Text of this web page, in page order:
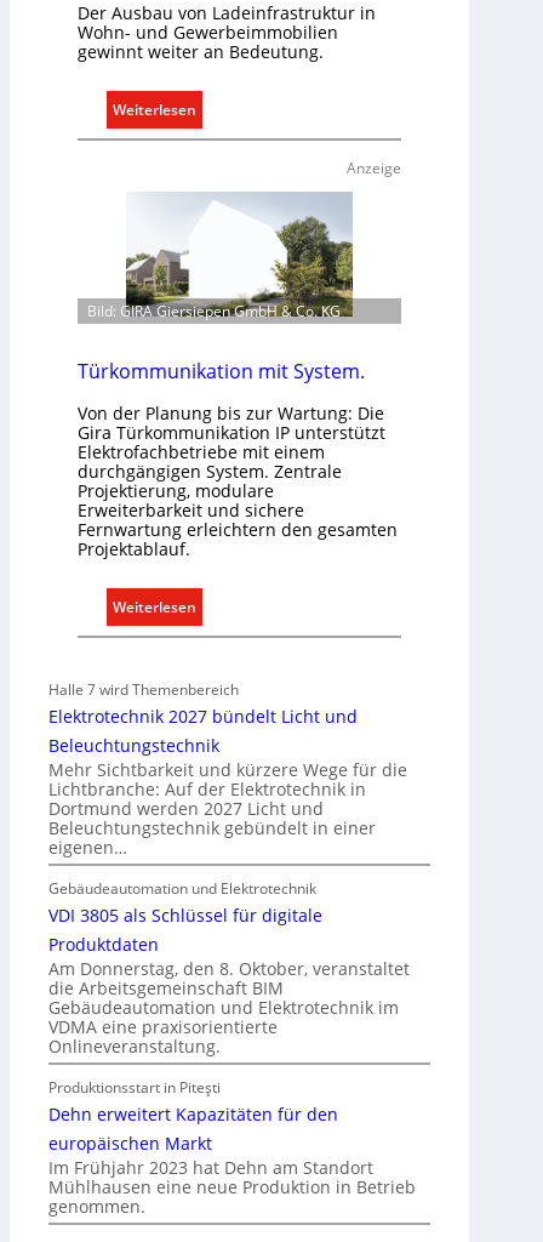
t
e
f
s
e
n
r
g
l
n
Der Ausbau von Ladeinfrastruktur in
Wohn- und Gewerbeimmobilien
gewinnt weiter an Bedeutung.
Weiterlesen
A
b
e
E
e
k
t
r
o
m
b
l
t
ä
t
n
d
r
I
m
o
b
i
l
n
w
i
t
Anzeige
Bild: GIRA Giersiepen GmbH & Co. KG
Türkommunikation mit System.
Von der Planung bis zur Wartung: Die
Gira Türkommunikation IP unterstützt
Elektrofachbetriebe mit einem
durchgängigen System. Zentrale
Projektierung, modulare
Erweiterbarkeit und sichere
Fernwartung erleichtern den gesamten
Projektablauf.
Weiterlesen
T
r
k
m
m
u
n
i
k
a
i
o
n
m
i
t
S
y
s
t
e
Halle 7 wird Themenbereich
Elektrotechnik 2027 bündelt Licht und
Beleuchtungstechnik
Mehr Sichtbarkeit und kürzere Wege für die
Lichtbranche: Auf der Elektrotechnik in
Dortmund werden 2027 Licht und
Beleuchtungstechnik gebündelt in einer
eigenen…
Gebäudeautomation und Elektrotechnik
VDI 3805 als Schlüssel für digitale
Produktdaten
Am Donnerstag, den 8. Oktober, veranstaltet
die Arbeitsgemeinschaft BIM
Gebäudeautomation und Elektrotechnik im
VDMA eine praxisorientierte
Onlineveranstaltung.
Produktionsstart in Piteşti
Dehn erweitert Kapazitäten für den
europäischen Markt
Im Frühjahr 2023 hat Dehn am Standort
Mühlhausen eine neue Produktion in Betrieb
genommen.